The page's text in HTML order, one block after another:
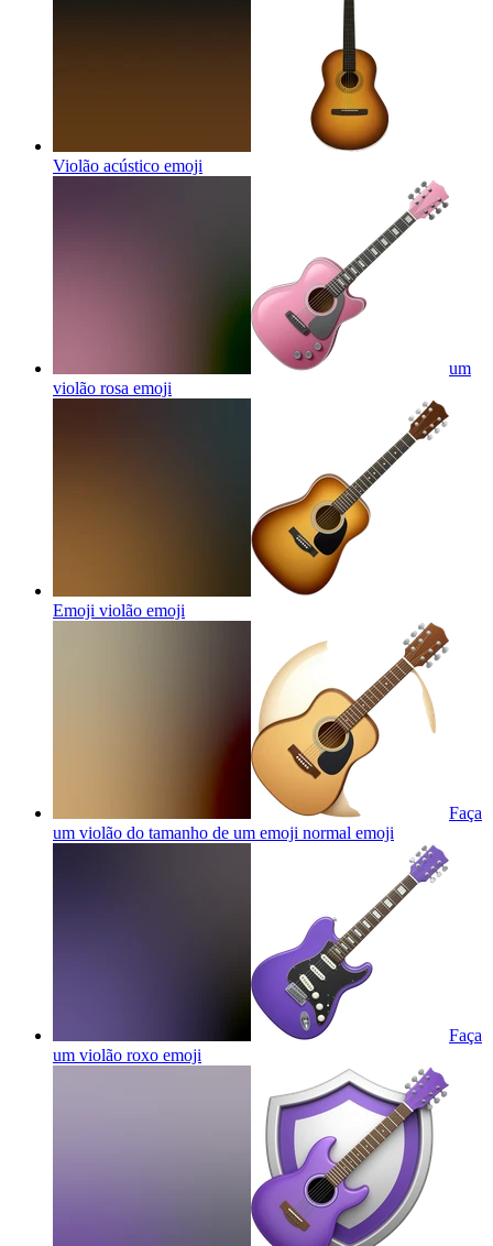
Violão acústico emoji
um
violão rosa emoji
Emoji violão emoji
Faça
um violão do tamanho de um emoji normal emoji
Faça
um violão roxo emoji